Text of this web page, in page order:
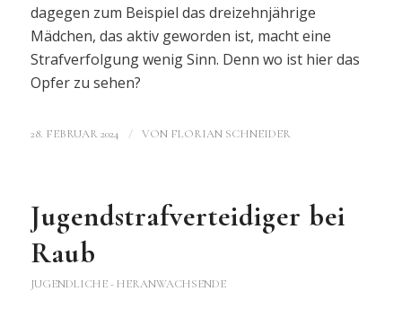
dagegen zum Beispiel das dreizehnjährige
Mädchen, das aktiv geworden ist, macht eine
Strafverfolgung wenig Sinn. Denn wo ist hier das
Opfer zu sehen?
28. FEBRUAR 2024 / VON FLORIAN SCHNEIDER
Jugendstrafverteidiger bei
Raub
JUGENDLICHE - HERANWACHSENDE